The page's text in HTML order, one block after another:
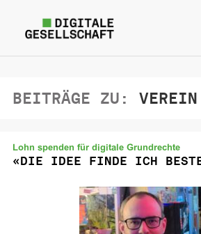
BEITRÄGE ZU: VEREIN
Lohn spenden für digitale Grundrechte
«DIE IDEE FINDE ICH